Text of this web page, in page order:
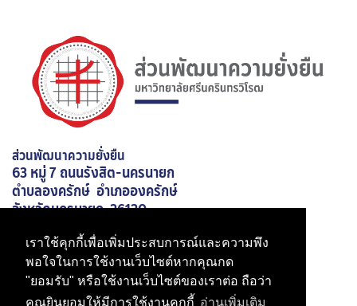
เราใช้คุกกี้เพื่อเพิ่มประสบการณ์และความพึง
พอใจในการใช้งานเว็บไซต์หากคุณกด
"ยอมรับ" หรือใช้งานเว็บไซต์ของเราต่อ ถือว่า
คุณยินยอมให้มีการใช้งานคุกกี้ อ่านเพิ่มเติม
งานแผนและงบประมาณ
viriyasu@g.swu.ac.th
งานบริหารจัดการยานพาหนะและขนส่ง
ตำแหน่ง หัวหน้างานวิศวกรรม บริหารอาคารและ
บำรุงรักษา
02-649-5644 ต่อ 21020
santic@g.swu.ac.th
งานวิศวกรรมและบริหารอาคาร
นายธนกร สันติธรรมากร
ตำแหน่ง หัวหน้างานอาคารสถานที่และ
สิ่งแวดล้อม
02-649-5644 ต่อ 21013
tanakorns@g.swu.ac.th
ส่วนพัฒนาความยั่งยืน
63 หมู่ 7 ถนนรังสิต-นครนายก
ตำบลองครักษ์ อำเภอองครักษ์
จังหวัดนครนายก 26120
เบอร์โทรศัพท์ 02-649-5000 ต่อ 21026
มหาวิทยาลัยศรีนครินทรวิโรฒ
สำนักงานอธิการบดี